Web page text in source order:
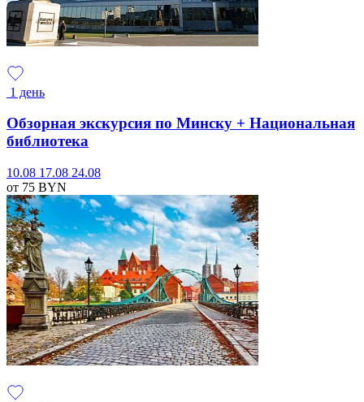
1 день
Обзорная экскурсия по Минску + Национальная
библиотека
10.08 17.08 24.08
от 75 BYN